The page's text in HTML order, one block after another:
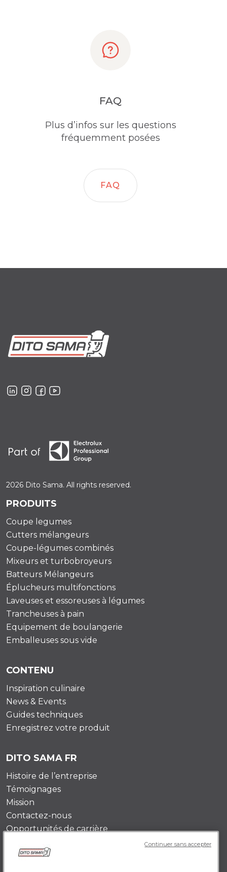
FAQ
Plus d’infos sur les questions
fréquemment posées
FAQ
2026 Dito Sama. All rights reserved.
PRODUITS
Coupe legumes
Cutters mélangeurs
Coupe-légumes combinés
Mixeurs et turbobroyeurs
Batteurs Mélangeurs
Éplucheurs multifonctions
Laveuses et essoreuses à légumes
Trancheuses à pain
Equipement de boulangerie
Emballeuses sous vide
CONTENU
Inspiration culinaire
News & Events
Guides techniques
Enregistrez votre produit
DITO SAMA FR
Histoire de l’entreprise
Témoignages
Mission
Contactez-nous
Opportunités de carrière
POLICY FR
Continuer sans accepter